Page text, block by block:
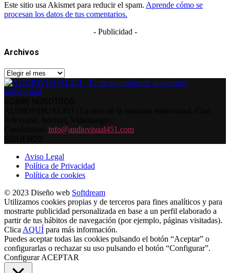
Este sitio usa Akismet para reducir el spam. Aprende cómo se
procesan los datos de tus comentarios.
- Publicidad -
Archivos
Archivos
info@audiovisual451.com
Aviso Legal
Política de Privacidad
Política de cookies
© 2023 Diseño web Softdream
Utilizamos cookies propias y de terceros para fines analíticos y para
mostrarte publicidad personalizada en base a un perfil elaborado a
partir de tus hábitos de navegación (por ejemplo, páginas visitadas).
Clica AQUÍ para más información.
Puedes aceptar todas las cookies pulsando el botón “Aceptar” o
configurarlas o rechazar su uso pulsando el botón “Configurar”.
Configurar ACEPTAR